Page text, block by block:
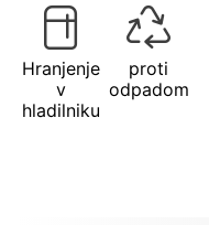
Hranjenje
v
hladilniku
proti
odpadom